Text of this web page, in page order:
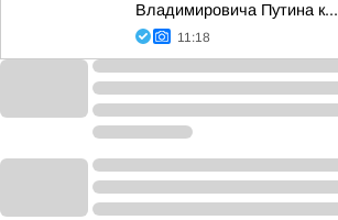
Владимировича Путина к...
11:18